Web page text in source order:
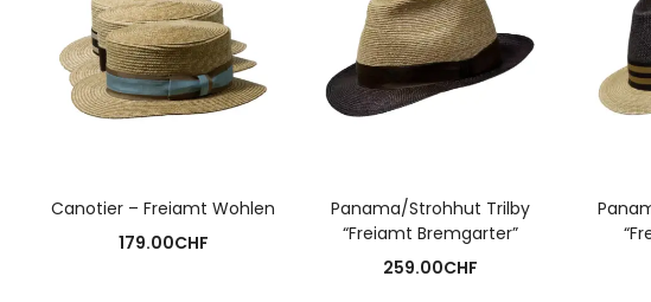
Canotier – Freiamt Wohlen
179.00CHF
Panama/Strohhut Trilby
“Freiamt Bremgarter”
259.00CHF
AUSFÜHRUNG WÄHLEN